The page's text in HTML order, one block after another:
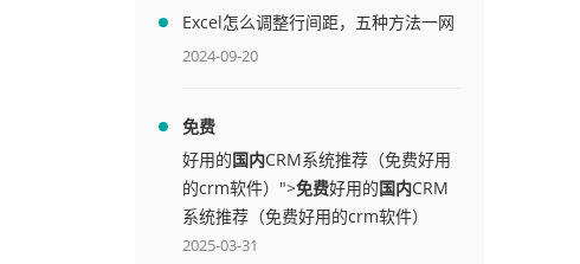
Excel怎么调整行间距，五种方法一网
打尽
2024-09-20
免费
好用的国内CRM系统推荐（免费好用
的crm软件）">免费好用的国内CRM
系统推荐（免费好用的crm软件）
2025-03-31